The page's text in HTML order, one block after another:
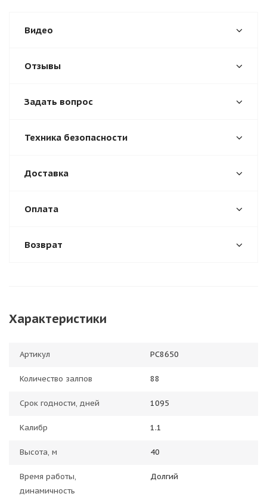
Видео
Отзывы
Задать вопрос
Техника безопасности
Доставка
Оплата
Возврат
Характеристики
Артикул РС8650
Количество залпов 88
Срок годности, дней 1095
Калибр 1.1
Высота, м 40
Время работы,
динамичность
Долгий